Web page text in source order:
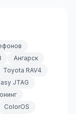
Ангарск
Toyota RAV4
JTAG
ColorOS